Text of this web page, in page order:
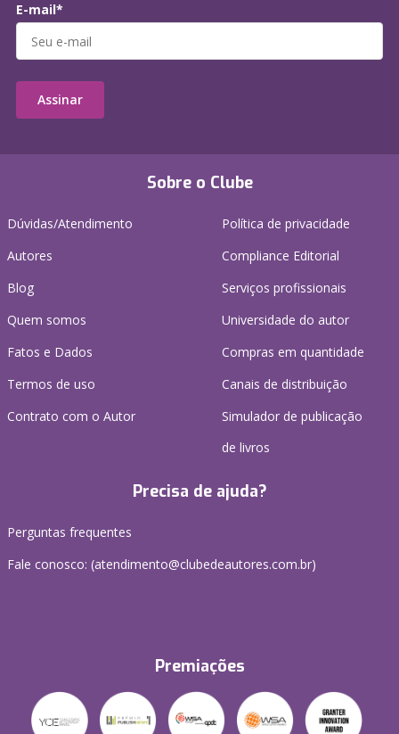
Sobre o Clube
Dúvidas/Atendimento
Autores
Blog
Quem somos
Fatos e Dados
Termos de uso
Contrato com o Autor
Política de privacidade
Compliance Editorial
Serviços profissionais
Universidade do autor
Compras em quantidade
Canais de distribuição
Simulador de publicação
de livros
Precisa de ajuda?
Perguntas frequentes
Fale conosco: (atendimento@clubedeautores.com.br)
Premiações
E-mail*
Assinar